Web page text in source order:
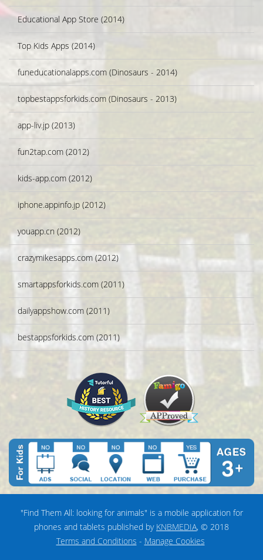
Educational App Store (2014)
Top Kids Apps (2014)
funeducationalapps.com (Dinosaurs - 2014)
topbestappsforkids.com (Dinosaurs - 2013)
app-liv.jp (2013)
fun2tap.com (2012)
kids-app.com (2012)
iphone.appinfo.jp (2012)
youapp.cn (2012)
crazymikesapps.com (2012)
smartappsforkids.com (2011)
dailyappshow.com (2011)
bestappsforkids.com (2011)
"Find Them All: looking for animals" is a mobile application for
phones and tablets published by KNBMEDIA, © 2018
Terms and Conditions - Manage Cookies